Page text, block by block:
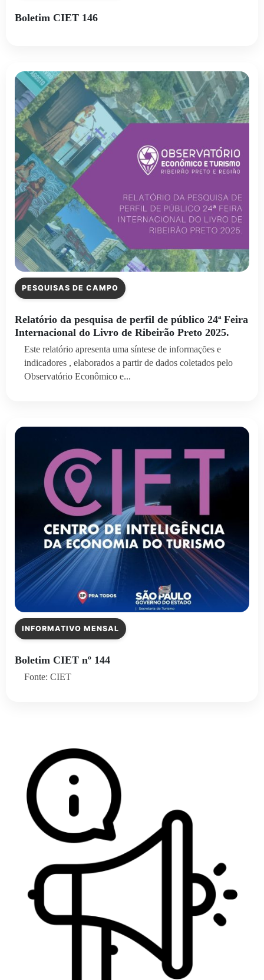
Boletim CIET 146
PESQUISAS DE CAMPO
Relatório da pesquisa de perfil de público 24ª Feira
Internacional do Livro de Ribeirão Preto 2025.
Este relatório apresenta uma síntese de informações e
indicadores , elaborados a partir de dados coletados pelo
Observatório Econômico e...
INFORMATIVO MENSAL
Boletim CIET nº 144
Fonte: CIET